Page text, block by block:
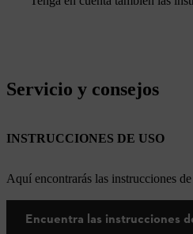
Servicio y consejos
INSTRUCCIONES DE USO
Aquí encontrarás las instrucciones
Encuentra las instrucciones